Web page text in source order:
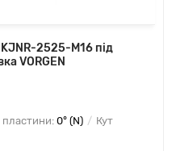
2525-M16 під
VORGEN
пластини: 0° (N)
Кут